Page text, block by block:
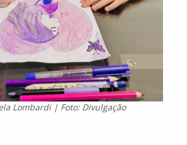
Lombardi | Foto: Divulgação